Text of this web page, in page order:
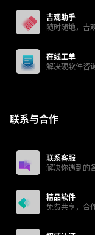
吉观助手
随时随地，吉
在线工单
解决硬软件咨
联系与合作
联系客服
解决你遇到的
精品软件
免费共享，合